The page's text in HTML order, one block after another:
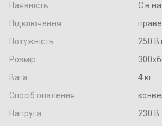
Наявність:
Є в
Підключення
праве
Потужність
250
Розмір
Вага
4 кг
Спосіб опалення
Напруга
230 В